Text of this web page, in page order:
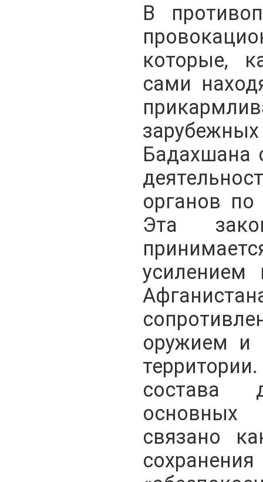
В
которые,
сами
Бадахшана
органов
Эта
усилением
оружием и
состава
основных
связано